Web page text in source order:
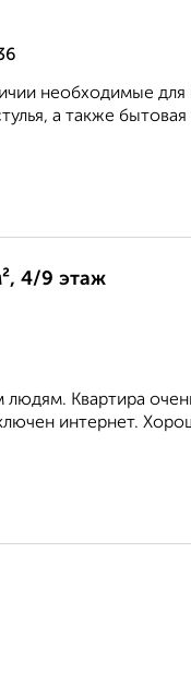
необходимые
а также бытовая
4/9 этаж
Квартира
интернет.